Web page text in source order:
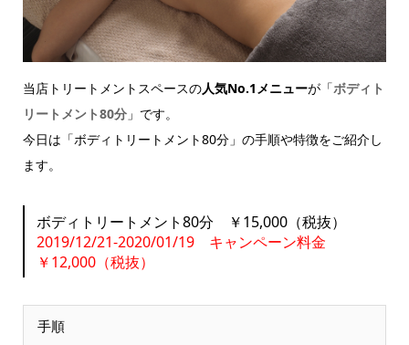
当店トリートメントスペースの人気No.1メニューが「ボディト
リートメント80分」です。
今日は「ボディトリートメント80分」の手順や特徴をご紹介し
ます。
ボディトリートメント80分 ￥15,000（税抜）
2019/12/21-2020/01/19 キャンペーン料金
￥12,000（税抜）
手順